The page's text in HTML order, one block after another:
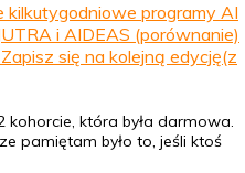
kilkutygodniowe programy AI
i AIDEAS (porównanie)
się na kolejną edycję(z
kohorcie, która była darmowa.
pamiętam było to, jeśli ktoś